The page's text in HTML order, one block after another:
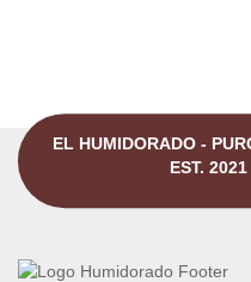
EL HUMIDORADO -
EST.